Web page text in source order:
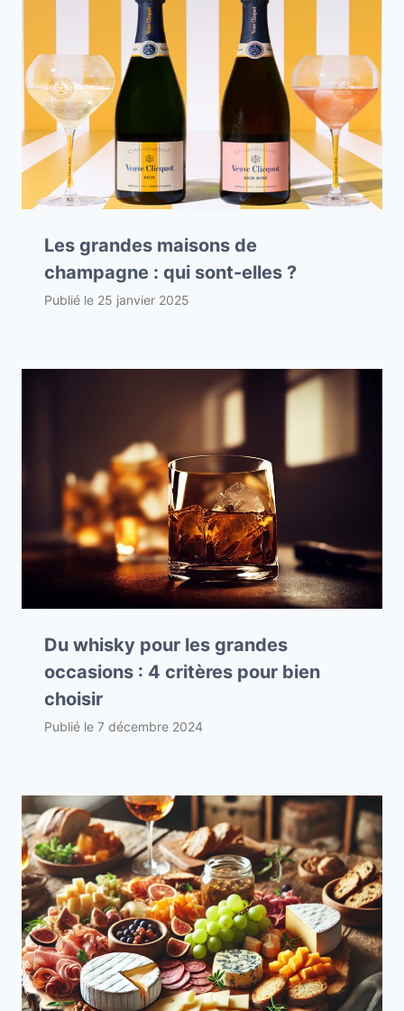
Les grandes maisons de
champagne : qui sont-elles ?
Publié le 25 janvier 2025
Du whisky pour les grandes
occasions : 4 critères pour bien
choisir
Publié le 7 décembre 2024